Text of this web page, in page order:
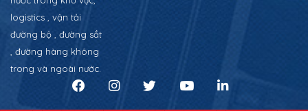
logistics , vận tải
đường bộ , đường sắt
, đường hàng không
trong và ngoài nước.